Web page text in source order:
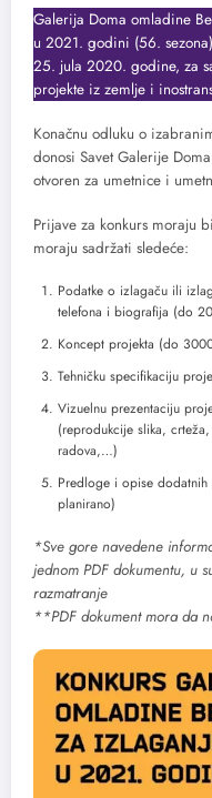
Galerija Doma omladine
u 2021. godini (56.
25. jula 2020. godine, za
projekte iz zemlje i
Konačnu odluku o
donosi Savet Galerije
otvoren za umetnice i
Prijave za konkurs moraju
moraju sadržati sledeće:
Podatke o izlagaču ili
telefona i biografija (do
Koncept projekta (do
Tehničku specifikaciju
Vizuelnu prezentaciju
(reprodukcije slika,
radova,…)
Predloge i opise
planirano)
*Sve gore navedene
jednom PDF dokumentu, u
razmatranje
**PDF dokument mora da